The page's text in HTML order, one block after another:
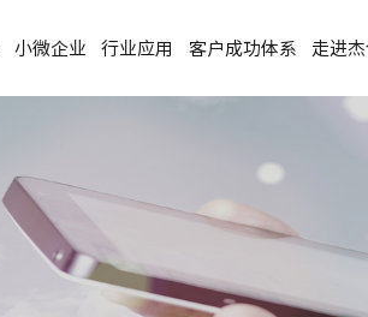
小微企业 行业应用 客户成功体系 走进